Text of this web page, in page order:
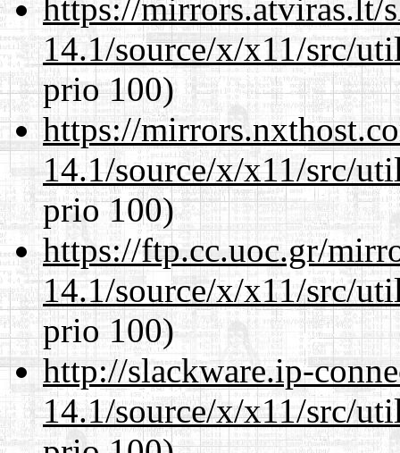
https://mirrors.atviras.lt/
14.1/source/x/x11/src/
prio 100)
https://
14.1/source/x/x11/src/
prio 100)
https://ftp.cc.uoc.gr/
14.1/source/x/x11/src/
prio 100)
http://slackware.ip-
14.1/source/x/x11/src/